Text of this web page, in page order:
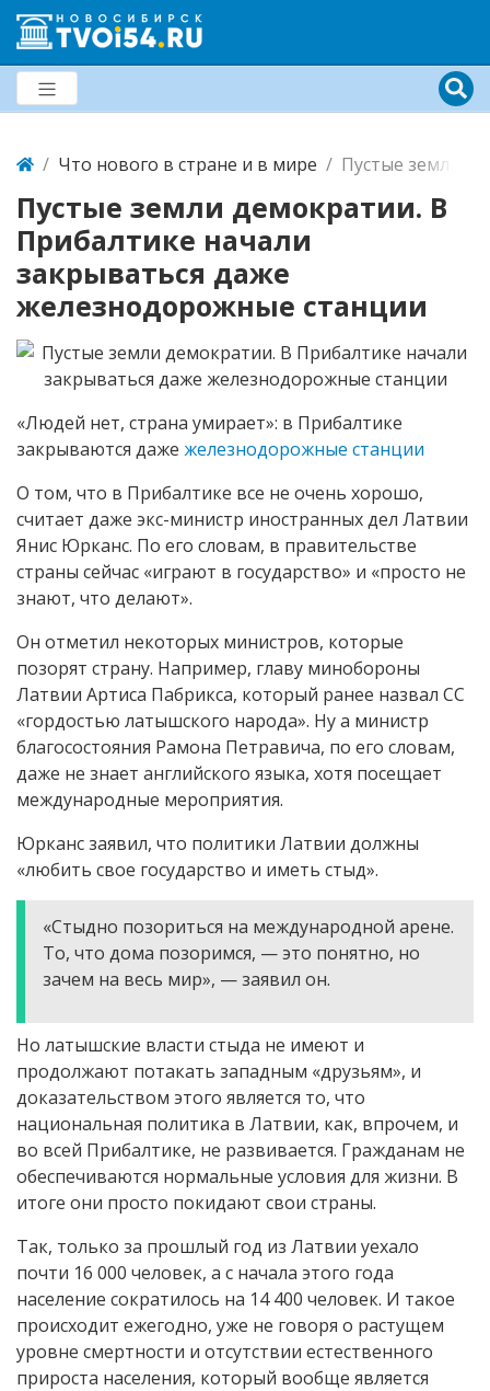
Что нового в стране и в мире Пустые земли
Пустые земли демократии. В
Прибалтике начали
закрываться даже
железнодорожные станции
«Людей нет, страна умирает»: в Прибалтике
закрываются даже железнодорожные станции
О том, что в Прибалтике все не очень хорошо,
считает даже экс-министр иностранных дел Латвии
Янис Юрканс. По его словам, в правительстве
страны сейчас «играют в государство» и «просто не
знают, что делают».
Он отметил некоторых министров, которые
позорят страну. Например, главу минобороны
Латвии Артиса Пабрикса, который ранее назвал СС
«гордостью латышского народа». Ну а министр
благосостояния Рамона Петравича, по его словам,
даже не знает английского языка, хотя посещает
международные мероприятия.
Юрканс заявил, что политики Латвии должны
«любить свое государство и иметь стыд».
«Стыдно позориться на международной арене.
То, что дома позоримся, — это понятно, но
зачем на весь мир», — заявил он.
Но латышские власти стыда не имеют и
продолжают потакать западным «друзьям», и
доказательством этого является то, что
национальная политика в Латвии, как, впрочем, и
во всей Прибалтике, не развивается. Гражданам не
обеспечиваются нормальные условия для жизни. В
итоге они просто покидают свои страны.
Так, только за прошлый год из Латвии уехало
почти 16 000 человек, а с начала этого года
население сократилось на 14 400 человек. И такое
происходит ежегодно, уже не говоря о растущем
уровне смертности и отсутствии естественного
прироста населения, который вообще является